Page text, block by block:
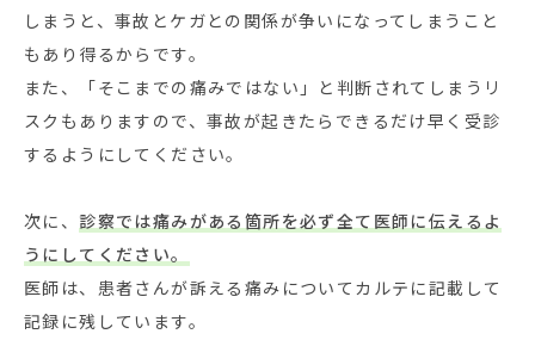
しまうと、事故とケガとの関係が争いになってしまうこと
もあり得るからです。
また、「そこまでの痛みではない」と判断されてしまうリ
スクもありますので、事故が起きたらできるだけ早く受診
するようにしてください。
次に、 診察では痛みがある箇所を必ず全て医師に伝えるよ
うにしてください。
医師は、患者さんが訴える痛みについてカルテに記載して
記録に残しています。